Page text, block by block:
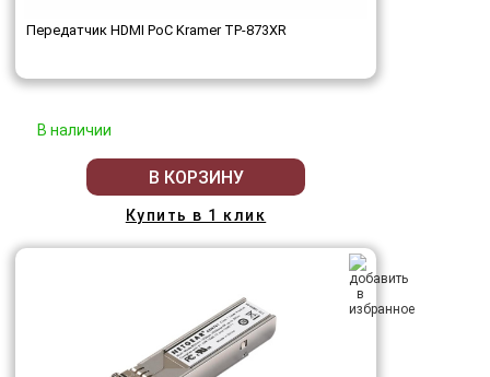
Передатчик HDMI PoC Kramer TP-873XR
В наличии
В КОРЗИНУ
Купить в 1 клик